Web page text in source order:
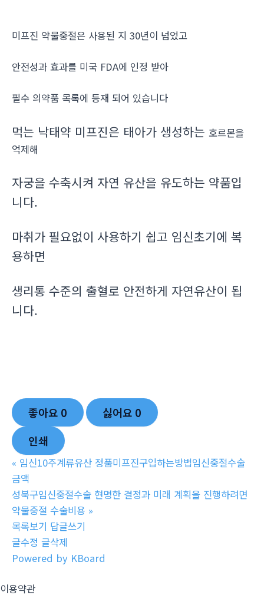
미프진 약물중절은 사용된 지 30년이 넘었고
안전성과 효과를 미국 FDA에 인정 받아
필수 의약품 목록에 등재 되어 있습니다
먹는 낙태약 미프진은 태아가 생성하는 호르몬을
억제해
자궁을 수축시켜 자연 유산을 유도하는 약품입
니다.
마취가 필요없이 사용하기 쉽고 임신초기에 복
용하면
생리통 수준의 출혈로 안전하게 자연유산이 됩
니다.
좋아요 0 싫어요 0
인쇄
« 임신10주계류유산 정품미프진구입하는방법임신중절수술
금액
성북구임신중절수술 현명한 결정과 미래 계획을 진행하려면
약물중절 수술비용 »
목록보기 답글쓰기
글수정 글삭제
Powered by KBoard
이용약관